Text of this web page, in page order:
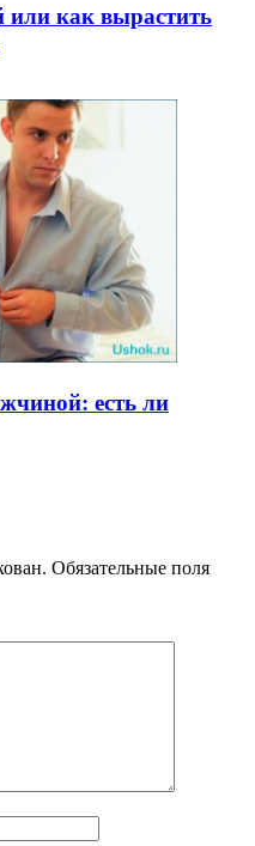
или как вырастить
есть ли
Обязательные поля